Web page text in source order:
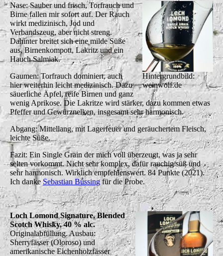
Hintergrundbild:
weinwolf.de
Nase: Sauber und frisch, Torfrauch und
Birne fallen mir sofort auf. Der Rauch
wirkt medizinisch, Jod und
Verbandszeug, aber nicht streng.
Dahinter breitet sich eine milde Süße
aus, Birnenkompott, Lakritz und ein
Hauch Salmiak.
Gaumen: Torfrauch dominiert, auch
hier weiterhin leicht medizinisch. Dazu
säuerliche Äpfel, reife Birnen und ganz
wenig Aprikose. Die Lakritze wird stärker, dazu kommen etwas
Pfeffer und Gewürznelken, insgesamt sehr harmonisch.
Abgang: Mittellang, mit Lagerfeuer und geräuchertem Fleisch,
leichte Süße.
Fazit: Ein Single Grain der mich voll überzeugt, was ja sehr
selten vorkommt. Nicht sehr komplex, dafür rauchig süß und
sehr harmonisch. Wirklich empfehlenswert. 84 Punkte (2021).
Ich danke Sebastian Büssingfür die Probe.
Loch Lomond Signature, Blended
Scotch Whisky, 40 % alc.
Originalabfüllung. Ausbau:
Sherryfässer (Oloroso) und
amerikanische Eichenholzfässer